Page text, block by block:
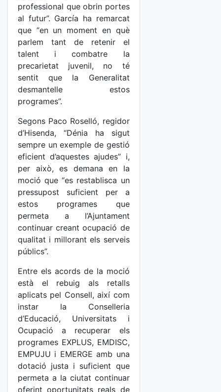
professional que obrin portes
al futur”. García ha remarcat
que “en un moment en què
parlem tant de retenir el
talent i combatre la
precarietat juvenil, no té
sentit que la Generalitat
desmantelle estos
programes”.
Segons Paco Roselló, regidor
d’Hisenda, “Dénia ha sigut
sempre un exemple de gestió
eficient d’aquestes ajudes” i,
per això, es demana en la
moció que “es restablisca un
pressupost suficient per a
estos programes que
permeta a l’Ajuntament
continuar creant ocupació de
qualitat i millorant els serveis
públics”.
Entre els acords de la moció
està el rebuig als retalls
aplicats pel Consell, així com
instar la Conselleria
d’Educació, Universitats i
Ocupació a recuperar els
programes EXPLUS, EMDISC,
EMPUJU i EMERGE amb una
dotació justa i suficient que
permeta a la ciutat continuar
oferint oportunitats reals de